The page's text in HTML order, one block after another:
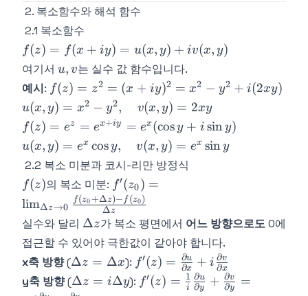
2. 복소함수와 해석 함수
2.1 복소함수
f(z)
=
f(x
+
iy)
=
u(x,
y) +
iv(x,
y)
f(z) = f(x + iy) = u(x, y) + iv(x, y)
여기서 u,
v
u, v는 실수 값 함수입니다.
예시: f(z) =
z^2 =
(x+iy)^2
= x^2 -
y^2 +
i(2xy)
f(z) = z2 = (x + iy)2 = x2 − y2 + i(2xy)
u(x,y)
= x^2
- y^2,
\quad
v(x,y)
= 2xy
u(x, y) = x2 − y2, v(x, y) = 2xy
f(z) =
e^z =
e^{x+iy}
=
e^x(\cos
y + i\sin
y)
f(z) = ez = ex+iy = ex(cosy + i siny)
u(x,y)
=
e^x\cos
y,
\quad
v(x,y)
=
e^x\sin
y
u(x, y) = ex cosy, v(x, y) = ex siny
2.2 복소 미분과 코시-리만 방정식
f(z)
f(z)의 복소 미분: f'(z_0) =
\lim_{\Delta
z\to
0}\frac{f(z_0
+ \Delta z) -
f(z_0)}
{\Delta z}
f′(z0) =
limΔz→0 Δz
f(z0 +Δz)− f (z0)
실수와 달리 \Delta
z
Δz가 복소 평면에서 어느 방향으로도0에
접근할 수 있어야 극한값이 같아야 합니다.
x축 방향(\Delta
z =
\Delta
Δz = Δx): f'(z) =
\frac{\partial
u}{\partial x}
f′(z) = ∂x
∂u + i ∂x
∂v
y축 방향(\Delta
Δz = iΔy): f'(z) = \frac{1}
f′(z) = i
1
∂y
∂u + ∂y
∂v
=